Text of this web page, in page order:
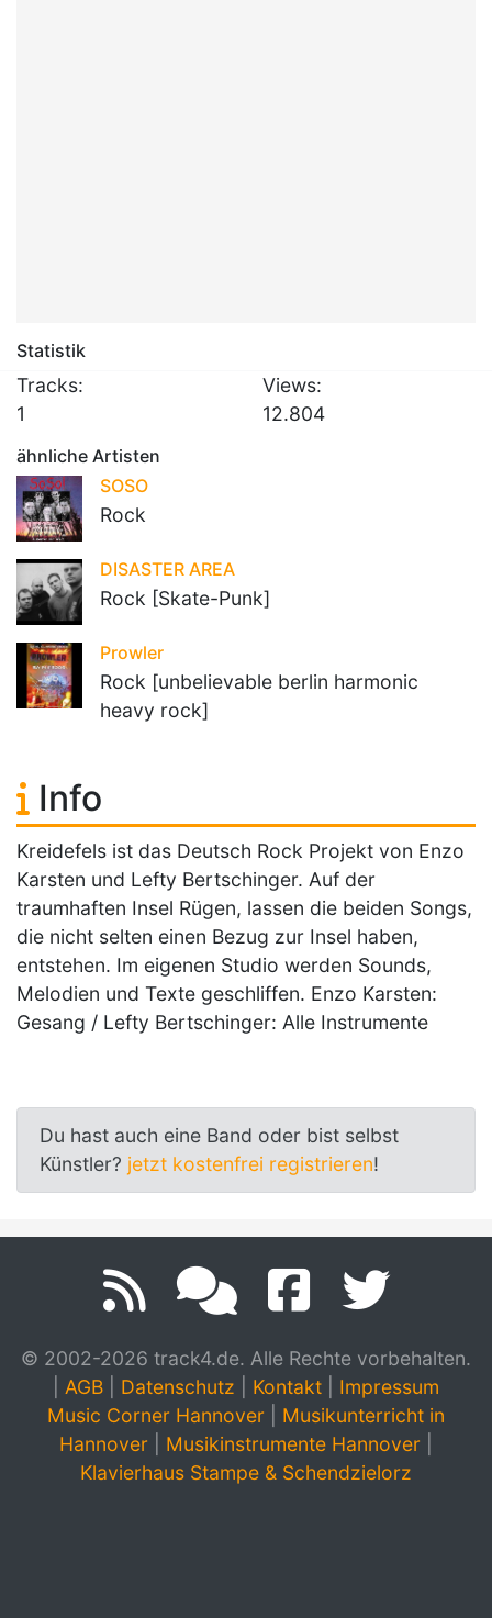
Statistik
Tracks:
1
Views:
12.804
ähnliche Artisten
SOSO
Rock
DISASTER AREA
Rock [Skate-Punk]
Prowler
Rock [unbelievable berlin harmonic
heavy rock]
Info
Kreidefels ist das Deutsch Rock Projekt von Enzo
Karsten und Lefty Bertschinger. Auf der
traumhaften Insel Rügen, lassen die beiden Songs,
die nicht selten einen Bezug zur Insel haben,
entstehen. Im eigenen Studio werden Sounds,
Melodien und Texte geschliffen. Enzo Karsten:
Gesang / Lefty Bertschinger: Alle Instrumente
Du hast auch eine Band oder bist selbst
Künstler? jetzt kostenfrei registrieren!
© 2002-2026 track4.de. Alle Rechte vorbehalten.
AGB Datenschutz Kontakt
Impressum
Music Corner Hannover
Musikunterricht in
Hannover
Musikinstrumente Hannover
Klavierhaus Stampe & Schendzielorz